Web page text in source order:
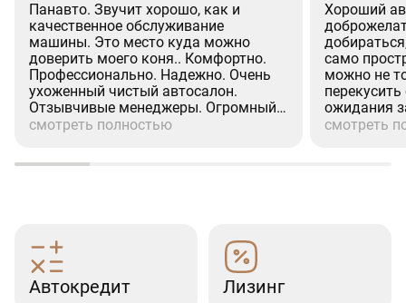
Панавто. Звучит хорошо, как и
качественное обслуживание
машины. Это место куда можно
доверить моего коня.. Комфортно.
Профессионально. Надежно. Очень
ухоженный чистый автосалон.
Отзывчивые менеджеры. Огромный
респект менеджеру (Александр.
смотреть полностью
Хороший
само
можно не
ожидания
процедуры
смотреть
Автокредит Лизинг